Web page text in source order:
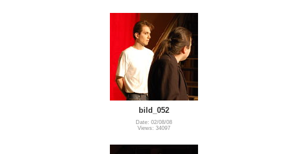
bild_052
Date: 02/08/08
Views: 34097